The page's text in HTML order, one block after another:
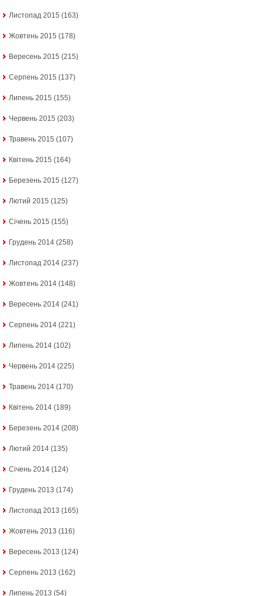
Листопад 2015 (163)
Жовтень 2015 (178)
Вересень 2015 (215)
Серпень 2015 (137)
Липень 2015 (155)
Червень 2015 (203)
Травень 2015 (107)
Квітень 2015 (164)
Березень 2015 (127)
Лютий 2015 (125)
Січень 2015 (155)
Грудень 2014 (258)
Листопад 2014 (237)
Жовтень 2014 (148)
Вересень 2014 (241)
Серпень 2014 (221)
Липень 2014 (102)
Червень 2014 (225)
Травень 2014 (170)
Квітень 2014 (189)
Березень 2014 (208)
Лютий 2014 (135)
Січень 2014 (124)
Грудень 2013 (174)
Листопад 2013 (165)
Жовтень 2013 (116)
Вересень 2013 (124)
Серпень 2013 (162)
Липень 2013 (54)